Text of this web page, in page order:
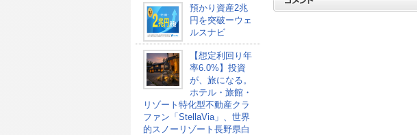
預かり資産2兆
円を突破ーウェ
ルスナビ
【想定利回り年
率6.0%】投資
が、旅になる。
ホテル・旅館・
リゾート特化型不動産クラ
ファン「StellaVia」、世界
的スノーリゾート長野県白